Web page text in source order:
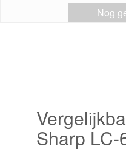
Nog
Sharp